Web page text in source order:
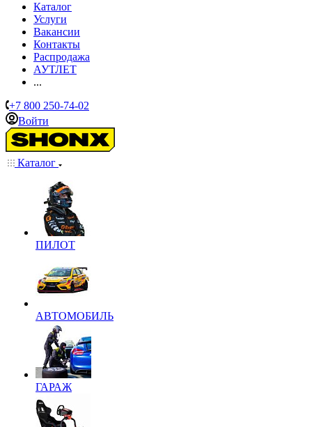
Каталог
Услуги
Вакансии
Контакты
Распродажа
АУТЛЕТ
...
+7 800 250-74-02
Войти
Каталог
ПИЛОТ
АВТОМОБИЛЬ
ГАРАЖ